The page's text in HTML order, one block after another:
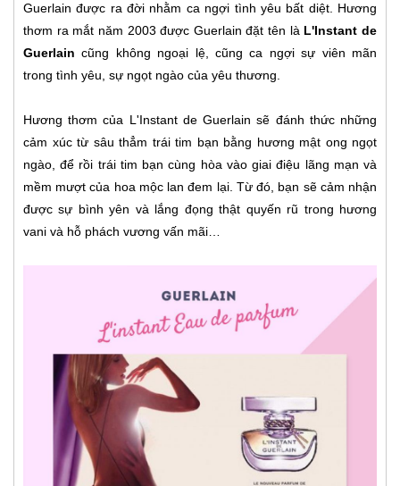
Guerlain được ra đời nhằm ca ngợi tình yêu bất diệt. Hương
thơm ra mắt năm 2003 được Guerlain đặt tên là L'Instant de
Guerlaincũng không ngoại lệ, cũng ca ngợi sự viên mãn
trong tình yêu, sự ngọt ngào của yêu thương.
Hương thơm của L'Instant de Guerlain sẽ đánh thức những
cảm xúc từ sâu thẳm trái tim bạn bằng hương mật ong ngọt
ngào, để rồi trái tim bạn cùng hòa vào giai điệu lãng mạn và
mềm mượt của hoa mộc lan đem lại. Từ đó, bạn sẽ cảm nhận
được sự bình yên và lắng đọng thật quyến rũ trong hương
vani và hỗ phách vương vấn mãi…